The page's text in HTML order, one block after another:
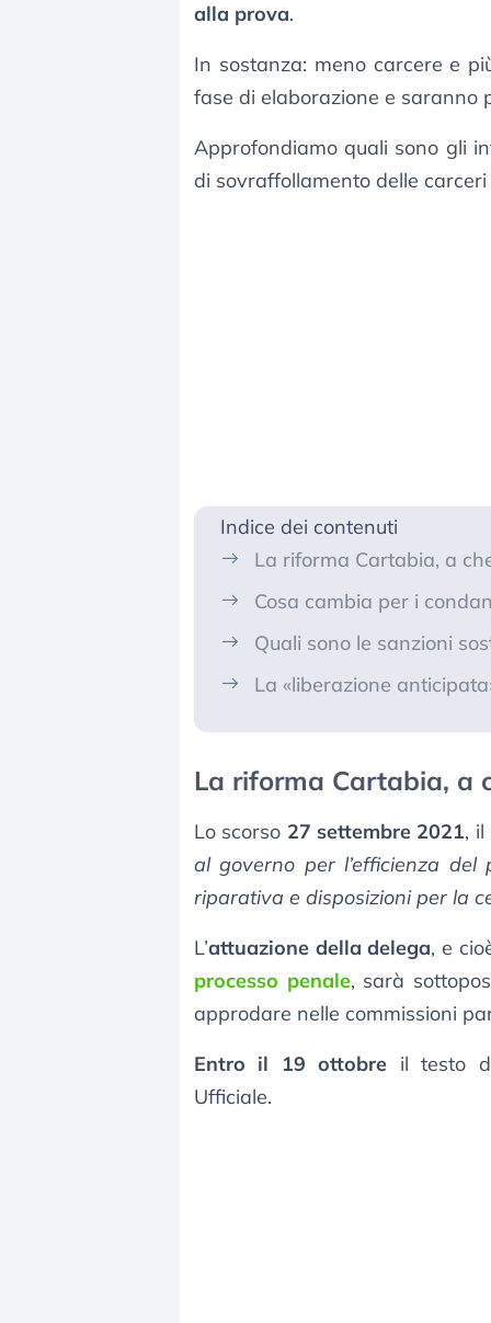
alla prova.
In sostanza: meno carcere e
fase di elaborazione e saranno
Approfondiamo quali sono gli
di sovraffollamento delle
Indice dei contenuti
La riforma Cartabia, a
Cosa cambia per i
Quali sono le sanzioni
La «liberazione
La riforma Cartabia, a
Lo scorso 27 settembre 2021,
al governo per l’efficienza
riparativa e disposizioni per la
L’attuazione della delega, e
processo penale, sarà
approdare nelle commissioni
Entro il 19 ottobre il testo
Ufficiale.